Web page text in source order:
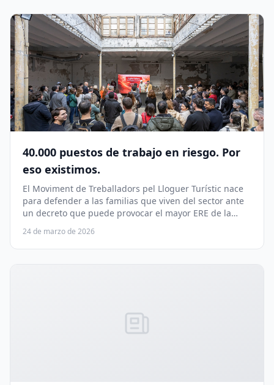
40.000 puestos de trabajo en riesgo. Por
eso existimos.
El Moviment de Treballadors pel Lloguer Turístic nace
para defender a las familias que viven del sector ante
un decreto que puede provocar el mayor ERE de la
historia de Cataluña.
24 de marzo de 2026